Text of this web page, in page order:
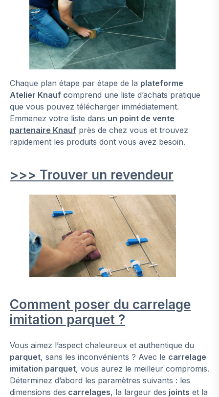
Chaque plan étape par étape de la plateforme
Atelier Knauf comprend une liste d’achats pratique
que vous pouvez télécharger immédiatement.
Emmenez votre liste dans un point de vente
partenaire Knauf près de chez vous et trouvez
rapidement les produits dont vous avez besoin.
>>> Trouver un revendeur
Comment poser du carrelage
imitation parquet ?
Vous aimez l’aspect chaleureux et authentique du
parquet, sans les inconvénients ? Avec le carrelage
imitation parquet, vous aurez le meilleur compromis.
Déterminez d’abord les paramètres suivants : les
dimensions des carrelages, la largeur des joints et la